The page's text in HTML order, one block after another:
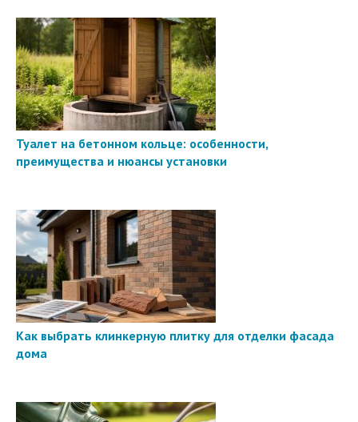
Туалет на бетонном кольце: особенности,
преимущества и нюансы установки
Как выбрать клинкерную плитку для отделки фасада
дома